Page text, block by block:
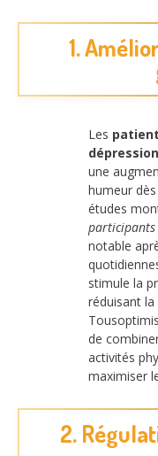
1.
Les
une
humeur
études
participants
notable
stimule la
réduisant la
de
activités
maximiser
2.